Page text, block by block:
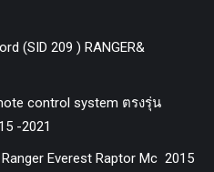
(SID 209 ) RANGER&
control system ตรงรุ่น
-2021
Everest Raptor Mc 2015